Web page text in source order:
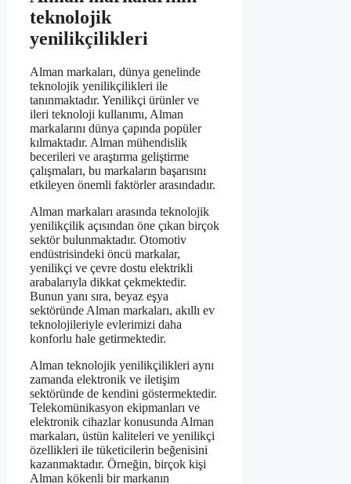
teknolojik
yenilikçilikleri
Alman markaları, dünya genelinde
teknolojik yenilikçilikleri ile
tanınmaktadır. Yenilikçi ürünler ve
ileri teknoloji kullanımı, Alman
markalarını dünya çapında popüler
kılmaktadır. Alman mühendislik
becerileri ve araştırma geliştirme
çalışmaları, bu markaların başarısını
etkileyen önemli faktörler arasındadır.
Alman markaları arasında teknolojik
yenilikçilik açısından öne çıkan birçok
sektör bulunmaktadır. Otomotiv
endüstrisindeki öncü markalar,
yenilikçi ve çevre dostu elektrikli
arabalarıyla dikkat çekmektedir.
Bunun yanı sıra, beyaz eşya
sektöründe Alman markaları, akıllı ev
teknolojileriyle evlerimizi daha
konforlu hale getirmektedir.
Alman teknolojik yenilikçilikleri aynı
zamanda elektronik ve iletişim
sektöründe de kendini göstermektedir.
Telekomünikasyon ekipmanları ve
elektronik cihazlar konusunda Alman
markaları, üstün kaliteleri ve yenilikçi
özellikleri ile tüketicilerin beğenisini
kazanmaktadır. Örneğin, birçok kişi
Alman kökenli bir markanın